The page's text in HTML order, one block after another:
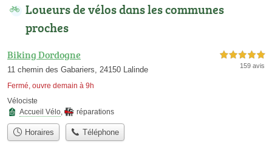
Loueurs de vélos dans les communes
proches
Biking Dordogne
11 chemin des Gabariers, 24150 Lalinde
Fermé, ouvre demain à 9h
5,0 étoiles sur 5
159 avis
Vélociste
Accueil Vélo, réparations
Horaires Téléphone